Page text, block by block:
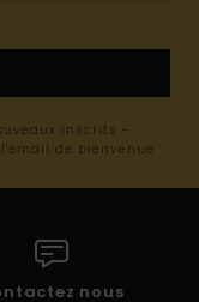
inscrits -
de bienvenue
nous